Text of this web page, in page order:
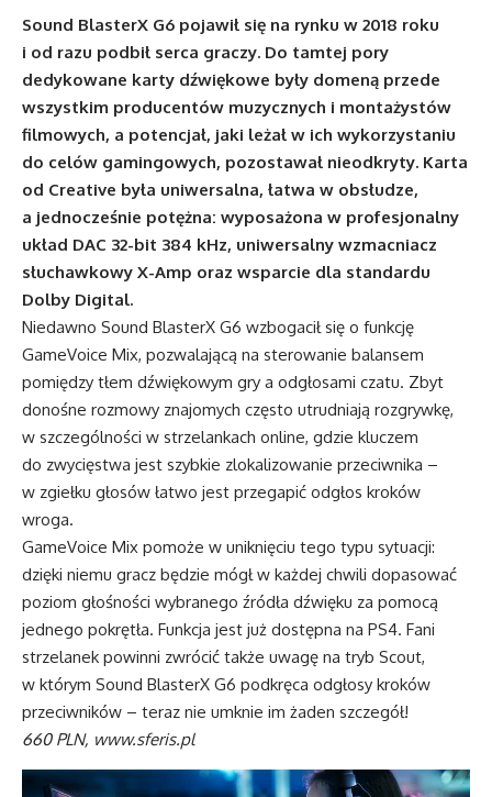
Sound BlasterX G6 pojawił się na rynku w 2018 roku
i od razu podbił serca graczy. Do tamtej pory
dedykowane karty dźwiękowe były domeną przede
wszystkim producentów muzycznych i montażystów
filmowych, a potencjał, jaki leżał w ich wykorzystaniu
do celów gamingowych, pozostawał nieodkryty. Karta
od Creative była uniwersalna, łatwa w obsłudze,
a jednocześnie potężna: wyposażona w profesjonalny
układ DAC 32-bit 384 kHz, uniwersalny wzmacniacz
słuchawkowy X-Amp oraz wsparcie dla standardu
Dolby Digital.
Niedawno Sound BlasterX G6 wzbogacił się o funkcję
GameVoice Mix, pozwalającą na sterowanie balansem
pomiędzy tłem dźwiękowym gry a odgłosami czatu. Zbyt
donośne rozmowy znajomych często utrudniają rozgrywkę,
w szczególności w strzelankach online, gdzie kluczem
do zwycięstwa jest szybkie zlokalizowanie przeciwnika –
w zgiełku głosów łatwo jest przegapić odgłos kroków
wroga.
GameVoice Mix pomoże w uniknięciu tego typu sytuacji:
dzięki niemu gracz będzie mógł w każdej chwili dopasować
poziom głośności wybranego źródła dźwięku za pomocą
jednego pokrętła. Funkcja jest już dostępna na PS4. Fani
strzelanek powinni zwrócić także uwagę na tryb Scout,
w którym Sound BlasterX G6 podkręca odgłosy kroków
przeciwników – teraz nie umknie im żaden szczegół!
660 PLN, www.sferis.pl